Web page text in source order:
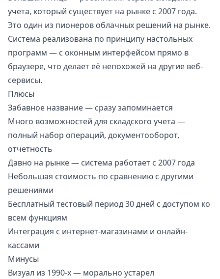
учета, который существует на рынке с 2007 года.
Это один из пионеров облачных решений на рынке.
Система реализована по принципу настольных
программ — с оконным интерфейсом прямо в
браузере, что делает её непохожей на другие веб-
сервисы.
Плюсы
Забавное название — сразу запоминается
Много возможностей для складского учета —
полный набор операций, документооборот,
отчетность
Давно на рынке — система работает с 2007 года
Небольшая стоимость по сравнению с другими
решениями
Бесплатный тестовый период 30 дней с доступом ко
всем функциям
Интеграция с интернет-магазинами и онлайн-
кассами
Минусы
Визуал из 1990-х — морально устарел